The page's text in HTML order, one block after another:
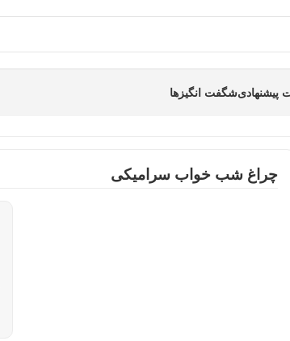
پیشنهادیشگفت انگیزها
چراغ شب خواب سرامیکی